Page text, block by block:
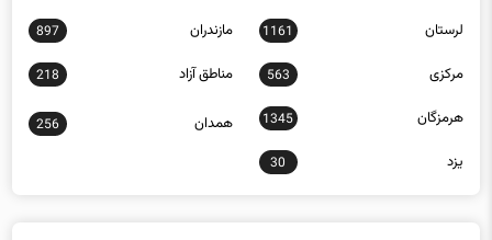
لرستان 1161 مازندران 897
مرکزی 563 مناطق آزاد 218
هرمزگان 1345 همدان 256
یزد 30